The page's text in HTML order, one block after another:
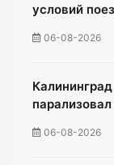
условий
06-08-2026
06-08-2026